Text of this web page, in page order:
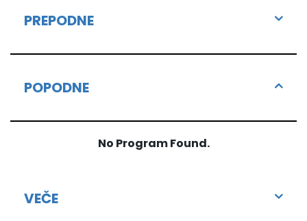
PREPODNE
POPODNE
No Program Found.
VEČE